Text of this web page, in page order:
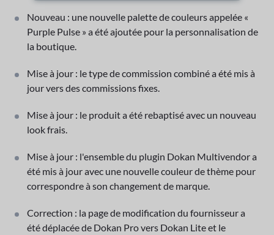
Nouveau : une nouvelle palette de couleurs appelée «
Purple Pulse » a été ajoutée pour la personnalisation de
la boutique.
Mise à jour : le type de commission combiné a été mis à
jour vers des commissions fixes.
Mise à jour : le produit a été rebaptisé avec un nouveau
look frais.
Mise à jour : l'ensemble du plugin Dokan Multivendor a
été mis à jour avec une nouvelle couleur de thème pour
correspondre à son changement de marque.
Correction : la page de modification du fournisseur a
été déplacée de Dokan Pro vers Dokan Lite et le